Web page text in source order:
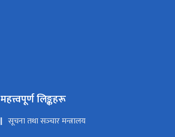
महत्त्वपूर्ण लिङ्कहरू
सूचना तथा सञ्‍चार मन्त्रालय